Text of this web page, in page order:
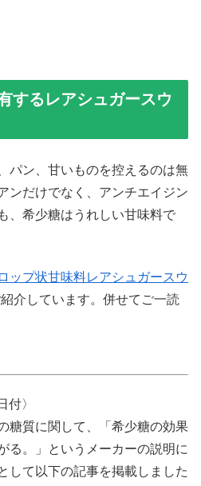
するレアシュガースウ
パン、甘いものを控えるのは無
ンだけでなく、アンチエイジン
、希少糖はうれしい甘味料で
ップ状甘味料レアシュガースウ
介しています。併せてご一読
〉
糖質に関して、「希少糖の効果
る。」というメーカーの説明に
して以下の記事を掲載しました